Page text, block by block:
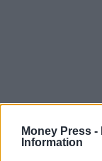
Money Press -
Information